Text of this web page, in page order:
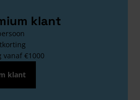
klant
vanaf €1000
klant